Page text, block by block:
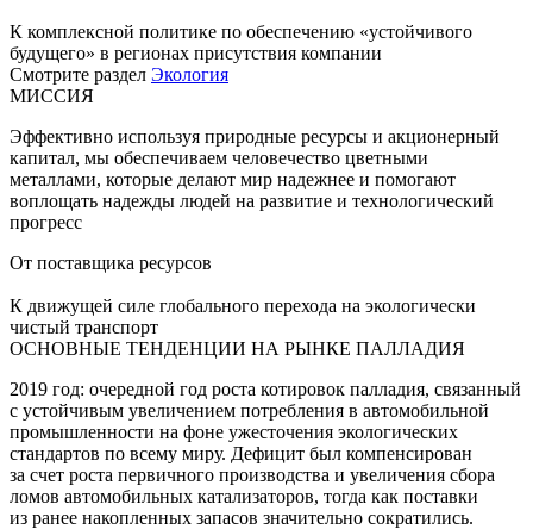
К комплексной политике по обеспечению «устойчивого
будущего» в регионах присутствия компании
Смотрите раздел Экология
МИССИЯ
Эффективно используя природные ресурсы и акционерный
капитал, мы обеспечиваем человечество цветными
металлами, которые делают мир надежнее и помогают
воплощать надежды людей на развитие и технологический
прогресс
От поставщика ресурсов
К движущей силе глобального перехода на экологически
чистый транспорт
ОСНОВНЫЕ ТЕНДЕНЦИИ НА РЫНКЕ ПАЛЛАДИЯ
2019 год: очередной год роста котировок палладия, связанный
с устойчивым увеличением потребления в автомобильной
промышленности на фоне ужесточения экологических
стандартов по всему миру. Дефицит был компенсирован
за счет роста первичного производства и увеличения сбора
ломов автомобильных катализаторов, тогда как поставки
из ранее накопленных запасов значительно сократились.